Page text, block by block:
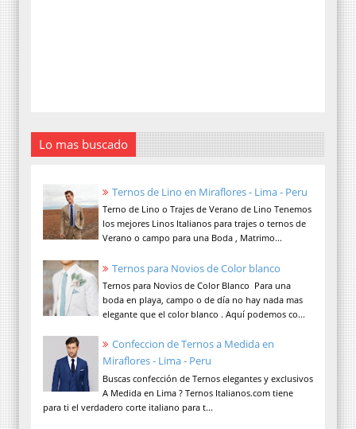
Lo mas buscado
Ternos de Lino en Miraflores - Lima - Peru
Terno de Lino o Trajes de Verano de Lino Tenemos
los mejores Linos Italianos para trajes o ternos de
Verano o campo para una Boda , Matrimo...
Ternos para Novios de Color blanco
Ternos para Novios de Color Blanco Para una
boda en playa, campo o de día no hay nada mas
elegante que el color blanco . Aquí podemos co...
Confeccion de Ternos a Medida en
Miraflores - Lima - Peru
Buscas confección de Ternos elegantes y exclusivos
A Medida en Lima ? Ternos Italianos.com tiene
para ti el verdadero corte italiano para t...